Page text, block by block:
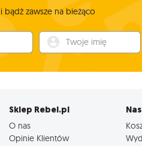
bądź zawsze na bieżąco
Twoje imię
Sklep Rebel.pl
O nas
Opinie Klientów